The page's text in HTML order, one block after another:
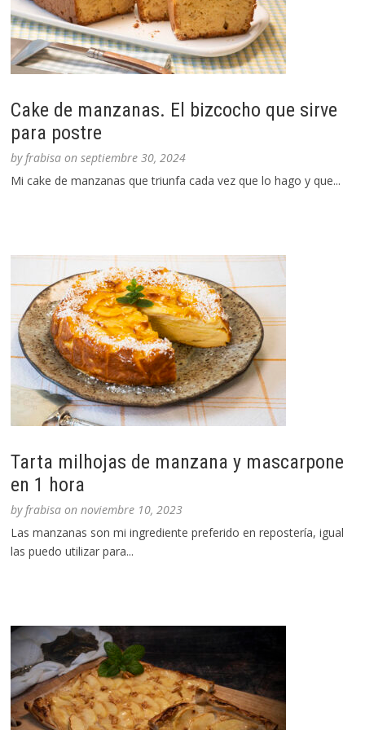
Cake de manzanas. El bizcocho que sirve
para postre
byfrabisa onseptiembre 30, 2024
Mi cake de manzanas que triunfa cada vez que lo hago y que...
Tarta milhojas de manzana y mascarpone
en 1 hora
byfrabisa onnoviembre 10, 2023
Las manzanas son mi ingrediente preferido en repostería, igual
las puedo utilizar para...